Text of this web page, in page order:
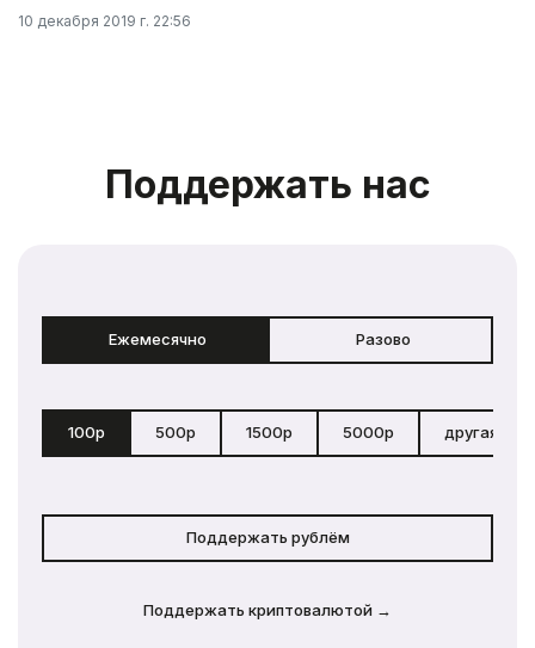
10 декабря 2019 г. 22:56
Поддержать нас
Ежемесячно Разово
100р 500р 1500р 5000р другая
Поддержать рублём
Поддержать криптовалютой →